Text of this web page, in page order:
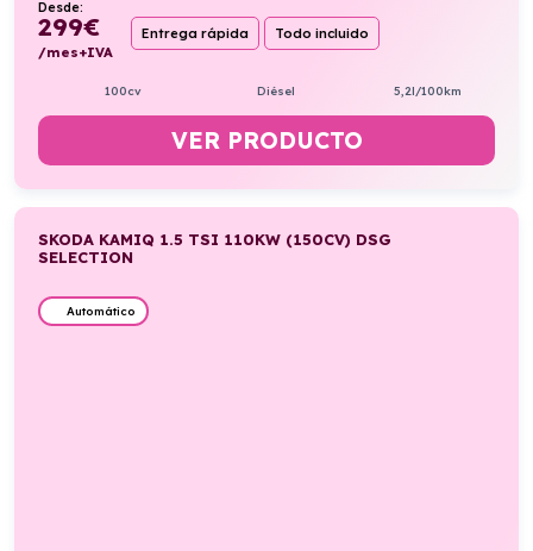
Desde:
299€
/mes+IVA
Entrega rápida Todo incluido
100cv Diésel 5,2l/100km
VER PRODUCTO
SKODA KAMIQ 1.5 TSI 110KW (150CV) DSG
SELECTION
Automático